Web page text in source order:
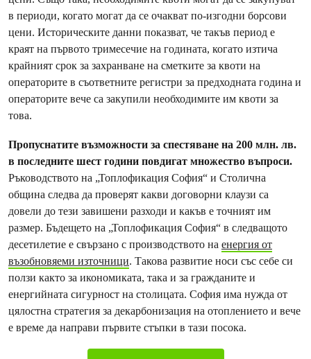
в периоди, когато могат да се очакват по-изгодни борсови
цени. Историческите данни показват, че такъв период е
краят на първото тримесечие на годината, когато изтича
крайният срок за захранване на сметките за квоти на
операторите в съответните регистри за предходната година и
операторите вече са закупили необходимите им квоти за
това.
Пропуснатите възможности за спестяване на 200 млн. лв.
в последните шест години повдигат множество въпроси.
Ръководството на „Топлофикация София“ и Столична
община следва да проверят какви договорни клаузи са
довели до тези завишени разходи и какъв е точният им
размер. Бъдещето на „Топлофикация София“ в следващото
десетилетие е свързано с производството на енергия от
възобновяеми източници. Такова развитие носи със себе си
ползи както за икономиката, така и за гражданите и
енергийната сигурност на столицата. София има нужда от
цялостна стратегия за декарбонизация на отоплението и вече
е време да направи първите стъпки в тази посока.